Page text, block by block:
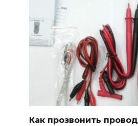
Как прозвонить провод